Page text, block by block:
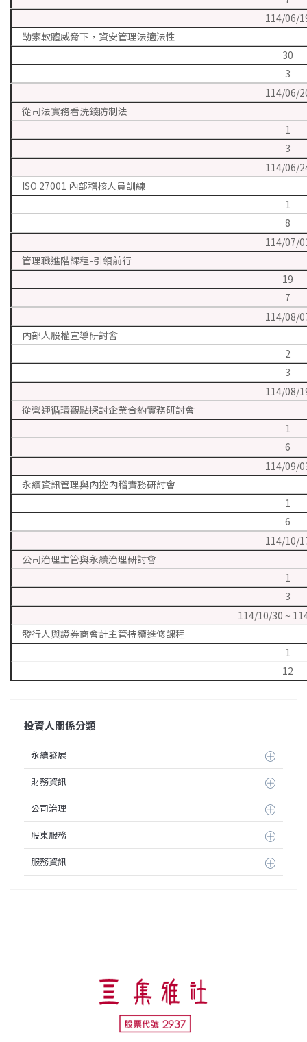
114/06/
勒索軟體威脅下，資安管理法適法性
30
3
114/06/
從司法實務看洗錢防制法
1
3
114/06/
ISO 27001 內部稽核人員訓練
1
8
114/07/
管理職進階課程-引領前行
19
7
114/08/
內部人股權宣導研討會
2
3
114/08/
從營運循環觀點探討企業合約實務研討會
1
6
114/09/
永續資訊管理與內控內稽實務研討會
1
6
114/10/
公司治理主管與永續治理研討會
1
3
114/10/30 ~
發行人與證券商會計主管持續進修課程
1
12
投資人關係分類
永續發展
財務資訊
公司治理
股東服務
服務資訊